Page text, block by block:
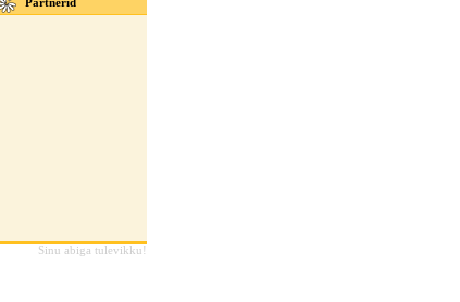
Partnerid
Sinu abiga tulevikku!